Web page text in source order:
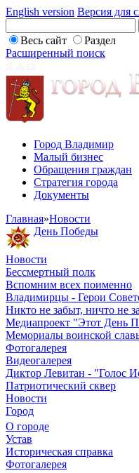
English version Версия для
Весь сайт
Раздел
Расширенный поиск
Город Владимир
Малый бизнес
Обращения граждан
Стратегия города
Документы
Главная»Новости
День Победы
Новости
Бессмертный полк
Вспомним всех поименно
Владимирцы - Герои
Никто не забыт, ничто не
Медиапроект "Этот День
Мемориалы воинской
Фотогалерея
Видеогалерея
Диктор Левитан - "Голос
Патриотический сквер
Новости
Город
О городе
Устав
Историческая справка
Фотогалерея